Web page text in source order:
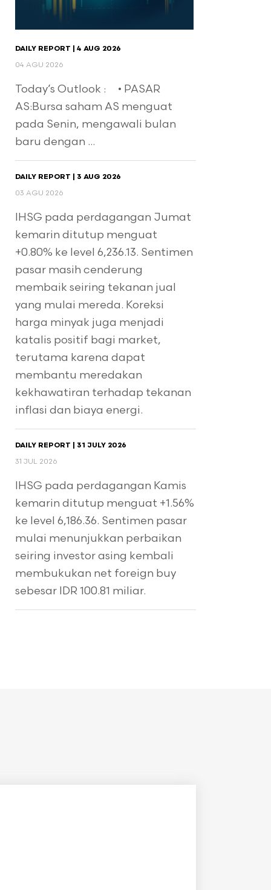
DAILY REPORT | 4 AUG 2026
04 AGU 2026
Today’s Outlook : • PASAR
AS:Bursa saham AS menguat
pada Senin, mengawali bulan
baru dengan ...
DAILY REPORT | 3 AUG 2026
03 AGU 2026
IHSG pada perdagangan Jumat
kemarin ditutup menguat
+0.80% ke level 6,236.13. Sentimen
pasar masih cenderung
membaik seiring tekanan jual
yang mulai mereda. Koreksi
harga minyak juga menjadi
katalis positif bagi market,
terutama karena dapat
membantu meredakan
kekhawatiran terhadap tekanan
inflasi dan biaya energi.
DAILY REPORT | 31 JULY 2026
31 JUL 2026
IHSG pada perdagangan Kamis
kemarin ditutup menguat +1.56%
ke level 6,186.36. Sentimen pasar
mulai menunjukkan perbaikan
seiring investor asing kembali
membukukan net foreign buy
sebesar IDR 100.81 miliar.